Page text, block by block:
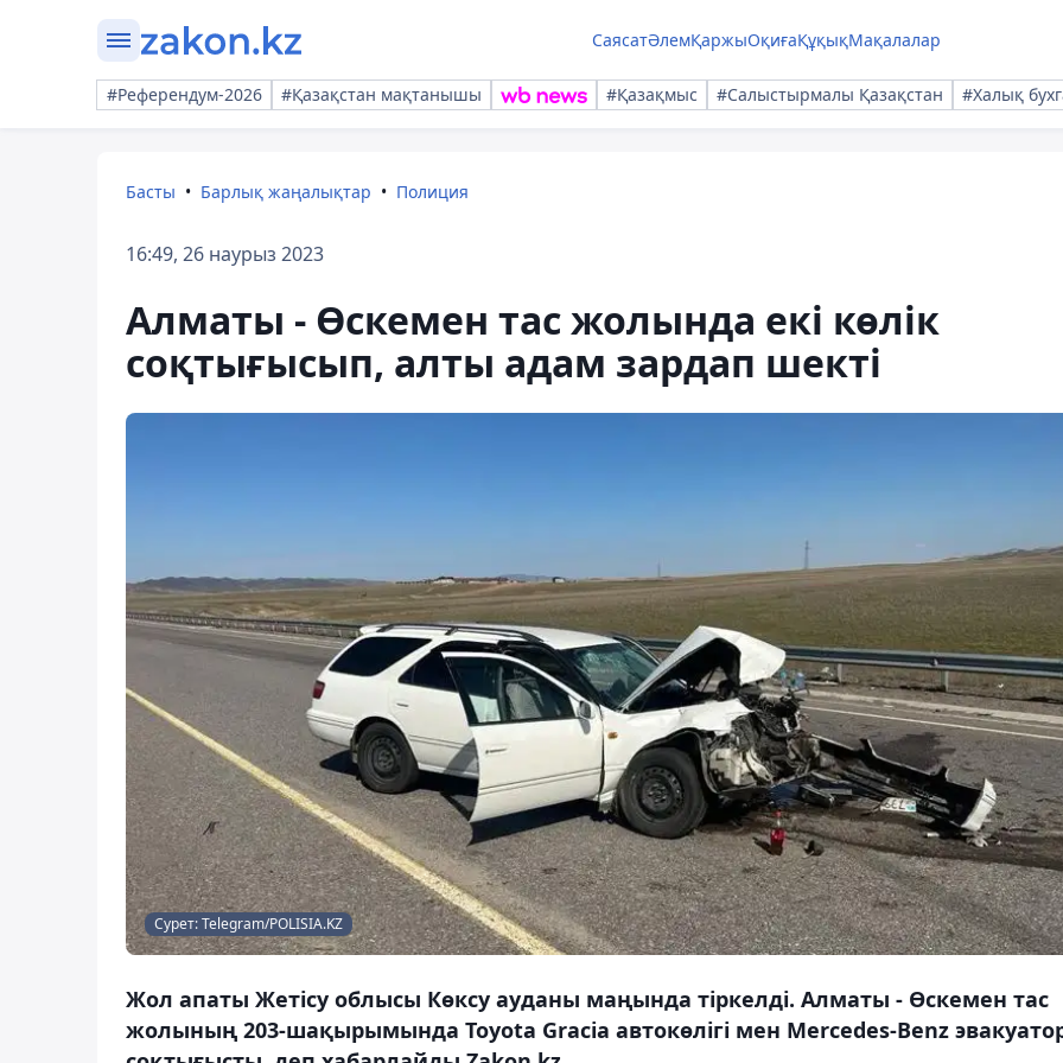
СаясатӘлемҚаржыОқиғаҚұқықМақалалар
#Референдум-2026 #Қазақстан мақтанышы #Қазақмыс #Салыстырмалы Қазақстан #Халық
Басты Барлық жаңалықтар Полиция
16:49, 26 наурыз 2023
Алматы - Өскемен тас жолында екі көлік
соқтығысып, алты адам зардап шекті
Сурет: Telegram/POLISIA.KZ
Жол апаты Жетісу облысы Көксу ауданы маңында тіркелді. Алматы - Өскемен тас
жолының 203-шақырымында Toyota Gracia автокөлігі мен Mercedes-Benz